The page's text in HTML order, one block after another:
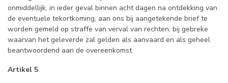
onmiddellijk, in ieder geval binnen acht dagen na ontdekking van
de eventuele tekortkoming, aan ons bij aangetekende brief te
worden gemeld op straffe van verval van rechten, bij gebreke
waarvan het geleverde zal gelden als aanvaard en als geheel
beantwoordend aan de overeenkomst.
Artikel 5